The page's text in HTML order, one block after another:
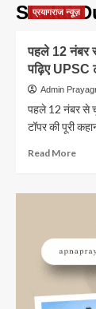
Shakti
प्रयागराज न्यूज़
पहले 12 नंबर
पढ़िए UPSC
Admin
पहले 12 नंबर से
टॉपर की पूरी
Read MoreRead
पहले
से
चूकी
थी
शक्ति